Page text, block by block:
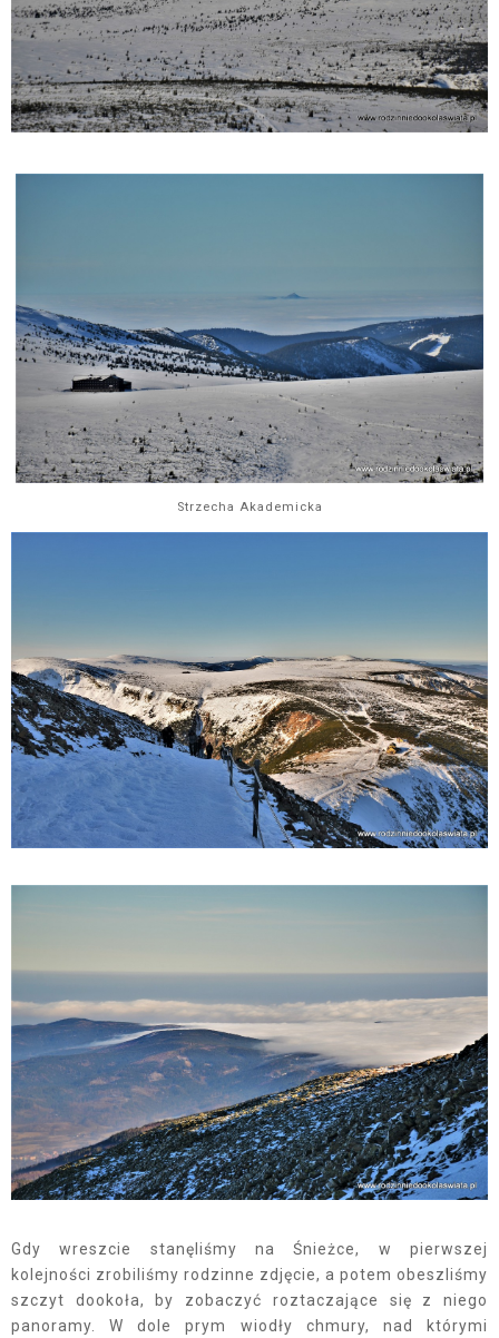
Strzecha Akademicka
Gdy wreszcie stanęliśmy na Śnieżce, w pierwszej
kolejności zrobiliśmy rodzinne zdjęcie, a potem obeszliśmy
szczyt dookoła, by zobaczyć roztaczające się z niego
panoramy. W dole prym wiodły chmury, nad którymi